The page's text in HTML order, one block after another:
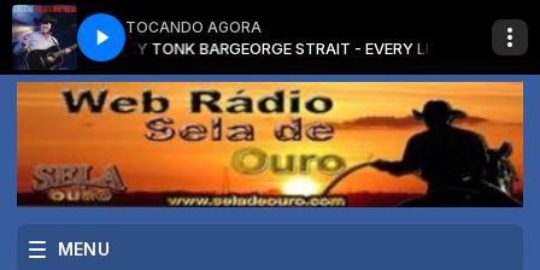
TOCANDO AGORA
LITTLE HONKY TONK BARGEORGE STRAIT - EVERY LITTLE HONKY
MENU